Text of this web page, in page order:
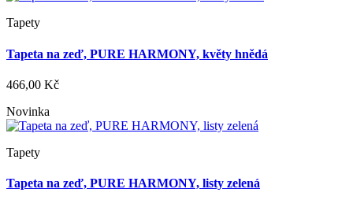
Tapety
Tapeta na zeď, PURE HARMONY, květy hnědá
466,00 Kč
Novinka
Tapety
Tapeta na zeď, PURE HARMONY, listy zelená